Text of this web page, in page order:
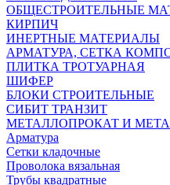
ОБЩЕСТРОИТЕЛЬНЫЕ
КИРПИЧ
ИНЕРТНЫЕ МАТЕРИАЛЫ
АРМАТУРА, СЕТКА
ПЛИТКА ТРОТУАРНАЯ
ШИФЕР
БЛОКИ СТРОИТЕЛЬНЫЕ
СИБИТ ТРАНЗИТ
МЕТАЛЛОПРОКАТ И
Арматура
Сетки кладочные
Проволока вязальная
Трубы квадратные